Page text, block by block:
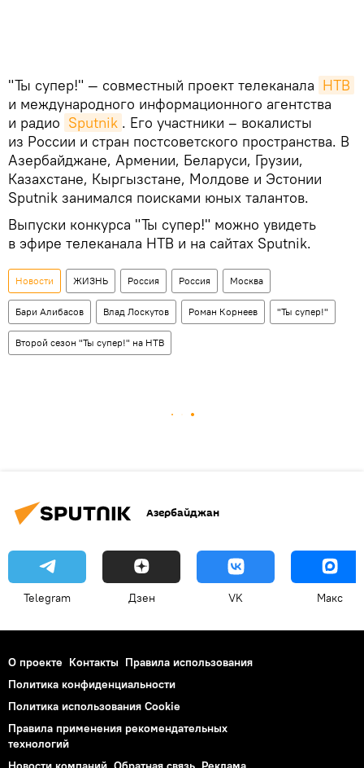
"Ты супер!" — совместный проект телеканала НТВ
и международного информационного агентства
и радио Sputnik . Его участники – вокалисты
из России и стран постсоветского пространства. В
Азербайджане, Армении, Беларуси, Грузии,
Казахстане, Кыргызстане, Молдове и Эстонии
Sputnik занимался поисками юных талантов.
Выпуски конкурса "Ты супер!" можно увидеть
в эфире телеканала НТВ и на сайтах Sputnik.
Новости ЖИЗНЬ Россия Россия Москва
Бари Алибасов Влад Лоскутов Роман Корнеев "Ты супер!"
Второй сезон "Ты супер!" на НТВ
Азербайджан
Telegram Дзен VK Макс
О проекте Контакты Правила использования
Политика конфиденциальности
Политика использования Cookie
Правила применения рекомендательных
технологий